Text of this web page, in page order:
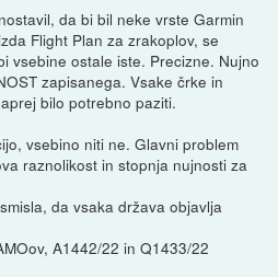
da bi bil neke vrste Garmin
Flight Plan za zrakoplov, se
vsebine ostale iste. Precizne. Nujno
zapisanega. Vsake črke in
bilo potrebno paziti.
vsebino niti ne. Glavni problem
raznolikost in stopnja nujnosti za
da vsaka država objavlja
A1442/22 in Q1433/22